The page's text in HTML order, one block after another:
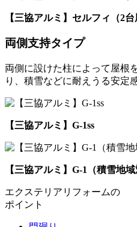
【三協アルミ】セルフィ（2
両側支持タイプ
両側に設けた柱によって屋根
り、積雪などに耐えうる安定
【三協アルミ】G-1ss
【三協アルミ】G-1（積雪地域
エクステリアリフォームの
ポイント